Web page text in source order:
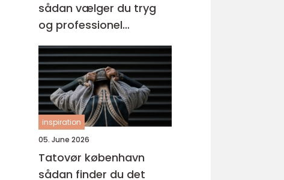
sådan vælger du tryg
og professionel
tandpleje
inspiration
05. June 2026
Tatovør københavn
sådan finder du det